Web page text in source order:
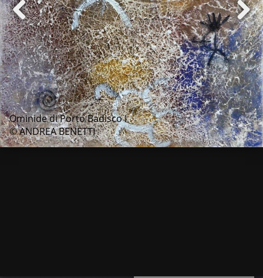
Ominide di Porto Badisco I
© ANDREA BENETTI